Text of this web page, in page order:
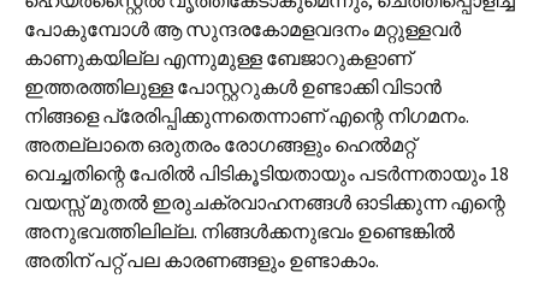
പോകുമ്പോൾ ആ സുന്ദരകോമളവദനം മറ്റുള്ളവർ
കാണുകയില്ല എന്നുമുള്ള ബേജാറുകളാണ്
ഇത്തരത്തിലുള്ള പോസ്റ്ററുകൾ ഉണ്ടാക്കി വിടാൻ
നിങ്ങളെ പ്രേരിപ്പിക്കുന്നതെന്നാണ് എന്റെ നിഗമനം.
അതല്ലാതെ ഒരുതരം രോഗങ്ങളും ഹെൽമറ്റ്
വെച്ചതിന്റെ പേരിൽ പിടികൂടിയതായും പടർന്നതായും 18
വയസ്സ് മുതൽ ഇരുചക്രവാഹനങ്ങൾ ഓടിക്കുന്ന എന്റെ
അനുഭവത്തിലില്ല. നിങ്ങൾക്കനുഭവം ഉണ്ടെങ്കിൽ
അതിന് പറ്റ് പല കാരണങ്ങളും ഉണ്ടാകാം.